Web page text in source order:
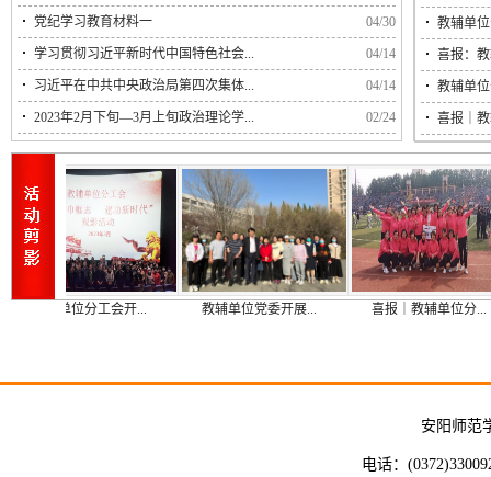
04/30
党纪学习教育材料一
04/14
学习贯彻习近平新时代中国特色社会...
04/14
习近平在中共中央政治局第四次集体...
02/24
2023年2月下旬—3月上旬政治理论学...
教辅单
喜报：
教辅单
喜报｜
单位分工会开... 教辅单位党委开展... 喜报｜教辅单位分...
安阳师范
电话：